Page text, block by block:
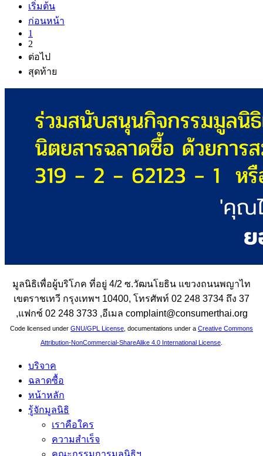
เริ่มต้น
ก่อนหน้า
1
2
ต่อไป
สุดท้าย
มูลนิธิเพื่อผู้บริโภค ที่อยู่ 4/2 ซ.วัฒนโยธิน แขวงถนนพญาไท
เขตราชเทวี กรุงเทพฯ 10400, โทรศัพท์ 02 248 3734 ถึง 37
,แฟกซ์ 02 248 3733 ,อีเมล complaint@consumerthai.org
Code licensed under GNU/GPL License , documentations under a Creative Commons
Attribution-NonCommercial-ShareAlike 4.0 International License
บริจาค
ฉลาดซื้อ
หน้าหลัก
รู้จักมูลนิธิ
เราคือใคร
ความสำเร็จ
คณะกรรมการมูลนิธิฯ